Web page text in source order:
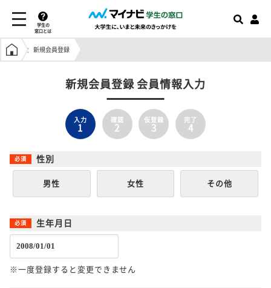
学生の
窓口とは
学生の窓口トップ
新規会員登録
新規会員登録 会員情報入力
入力
1
確認
2
仮登録
3
完了
4
性別
男性 女性 その他
生年月日
※一度登録すると変更できません